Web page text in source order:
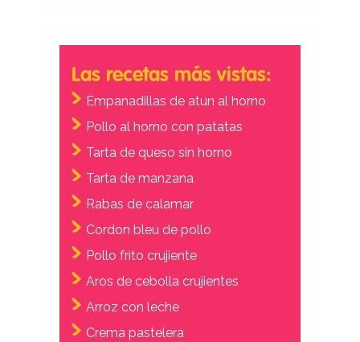
Las recetas más vistas:
Empanadillas de atun al horno
Pollo al horno con patatas
Tarta de queso sin horno
Tarta de manzana
Rabas de calamar
Cordon bleu de pollo
Pollo frito crujiente
Aros de cebolla crujientes
Arroz con leche
Crema pastelera